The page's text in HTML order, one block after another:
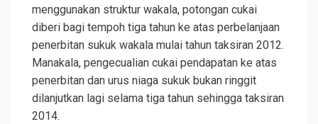
menggunakan struktur wakala, potongan cukai
diberi bagi tempoh tiga tahun ke atas perbelanjaan
penerbitan sukuk wakala mulai tahun taksiran 2012.
Manakala, pengecualian cukai pendapatan ke atas
penerbitan dan urus niaga sukuk bukan ringgit
dilanjutkan lagi selama tiga tahun sehingga taksiran
2014.